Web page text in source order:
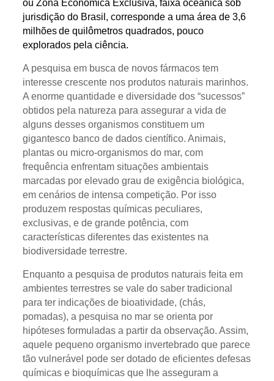
ou Zona Econômica Exclusiva, faixa oceânica sob
jurisdição do Brasil, corresponde a uma área de 3,6
milhõesde quilômetros quadrados, pouco
explorados pela ciência.
A pesquisa em busca de novos fármacos tem
interesse crescente nos produtos naturais marinhos.
A enorme quantidade e diversidade dos “sucessos”
obtidos pela natureza para assegurar a vida de
alguns desses organismos constituem um
gigantesco banco de dados científico. Animais,
plantas ou micro-organismos do mar, com
frequência enfrentam situações ambientais
marcadas por elevado grau de exigência biológica,
em cenários de intensa competição. Por isso
produzem respostas químicas peculiares,
exclusivas, e de grande potência, com
características diferentes das existentes na
biodiversidade terrestre.
Enquanto a pesquisa de produtos naturais feita em
ambientes terrestres se vale do saber tradicional
para ter indicações de bioatividade, (chás,
pomadas), a pesquisa no mar se orienta por
hipóteses formuladas a partir da observação. Assim,
aquele pequeno organismo invertebrado que parece
tão vulnerável pode ser dotado de eficientes defesas
químicas e bioquímicas que lhe asseguram a